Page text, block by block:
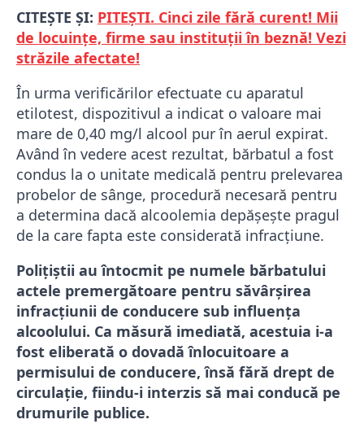
CITEȘTE ȘI: PITEȘTI. Cinci zile fără curent! Mii
de locuințe, firme sau instituții în beznă! Vezi
străzile afectate!
În urma verificărilor efectuate cu aparatul
etilotest, dispozitivul a indicat o valoare mai
mare de 0,40 mg/l alcool pur în aerul expirat.
Având în vedere acest rezultat, bărbatul a fost
condus la o unitate medicală pentru prelevarea
probelor de sânge, procedură necesară pentru
a determina dacă alcoolemia depășește pragul
de la care fapta este considerată infracțiune.
Polițiștii au întocmit pe numele bărbatului
actele premergătoare pentru săvârșirea
infracțiunii de conducere sub influența
alcoolului. Ca măsură imediată, acestuia i-a
fost eliberată o dovadă înlocuitoare a
permisului de conducere, însă fără drept de
circulație, fiindu-i interzis să mai conducă pe
drumurile publice.